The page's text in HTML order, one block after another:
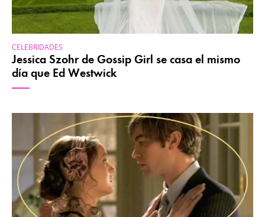
CELEBRIDADES
Jessica Szohr de Gossip Girl se casa el mismo
día que Ed Westwick